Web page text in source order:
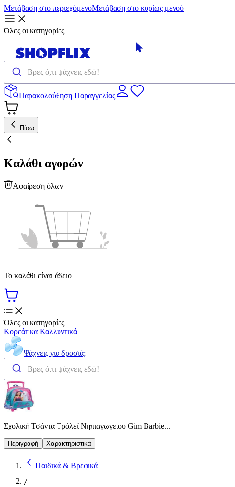
Μετάβαση στο περιεχόμενοΜετάβαση στο κυρίως μενού
Όλες οι κατηγορίες
Παρακολούθηση Παραγγελίας
Πίσω
Καλάθι αγορών
Αφαίρεση όλων
Το καλάθι είναι άδειο
Όλες οι κατηγορίες
Κορεάτικα Καλλυντικά
Ψάχνεις για δροσιά;
Σχολική Τσάντα Τρόλεϊ Νηπιαγωγείου Gim Barbie...
Περιγραφή Χαρακτηριστικά
Παιδικά & Βρεφικά
/